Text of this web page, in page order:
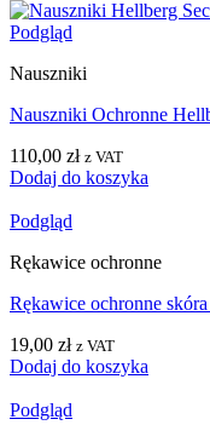
Podgląd
Nauszniki
Nauszniki Ochronne
110,00 zł z VAT
Dodaj do koszyka
Podgląd
Rękawice ochronne
Rękawice ochronne
19,00 zł z VAT
Dodaj do koszyka
Podgląd